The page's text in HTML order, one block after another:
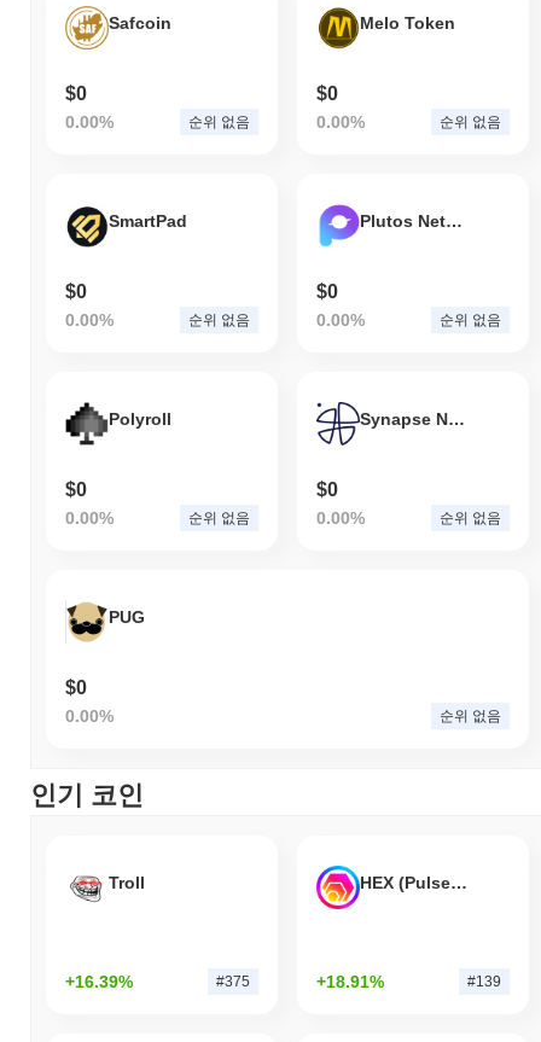
Safcoin
$0
0.00% 순위 없음
Melo Token
$0
0.00% 순위 없음
SmartPad
$0
0.00% 순위 없음
Plutos Network
$0
0.00% 순위 없음
Polyroll
$0
0.00% 순위 없음
Synapse Network
$0
0.00% 순위 없음
PUG
$0
0.00% 순위 없음
인기 코인
Troll
+16.39% #375
HEX (Pulsechain)
+18.91% #139